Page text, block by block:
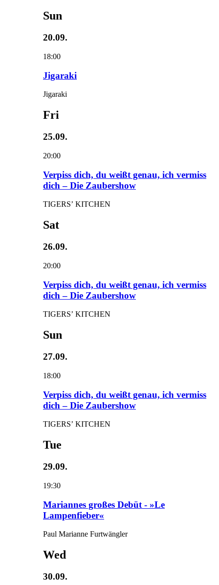
Sun
20.09.
18:00
Jigaraki
Jigaraki
Fri
25.09.
20:00
Verpiss dich, du weißt genau, ich vermiss
dich – Die Zaubershow
TIGERS’ KITCHEN
Sat
26.09.
20:00
Verpiss dich, du weißt genau, ich vermiss
dich – Die Zaubershow
TIGERS’ KITCHEN
Sun
27.09.
18:00
Verpiss dich, du weißt genau, ich vermiss
dich – Die Zaubershow
TIGERS’ KITCHEN
Tue
29.09.
19:30
Mariannes großes Debüt - »Le
Lampenfieber«
Paul Marianne Furtwängler
Wed
30.09.